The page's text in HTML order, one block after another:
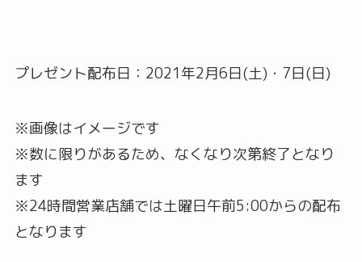
プレゼント配布日：2021年2月6日(土)・7日(日)
※画像はイメージです
※数に限りがあるため、なくなり次第終了となり
ます
※24時間営業店舗では土曜日午前5:00からの配布
となります